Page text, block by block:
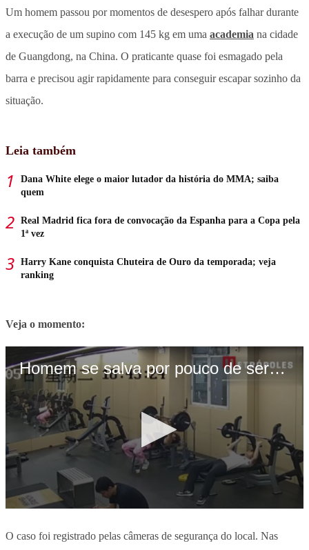
Um homem passou por momentos de desespero após falhar durante
a execução de um supino com 145 kg em uma academia na cidade
de Guangdong, na China. O praticante quase foi esmagado pela
barra e precisou agir rapidamente para conseguir escapar sozinho da
situação.
Leia também
Dana White elege o maior lutador da história do MMA; saiba
quem
Real Madrid fica fora de convocação da Espanha para a Copa pela
1ª vez
Harry Kane conquista Chuteira de Ouro da temporada; veja
ranking
Veja o momento:
O caso foi registrado pelas câmeras de segurança do local. Nas